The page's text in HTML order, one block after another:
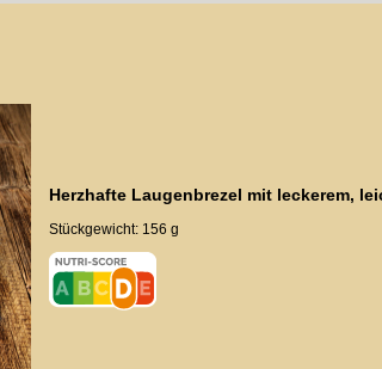
Herzhafte Laugenbrezel mit leckerem,
Stückgewicht: 156 g